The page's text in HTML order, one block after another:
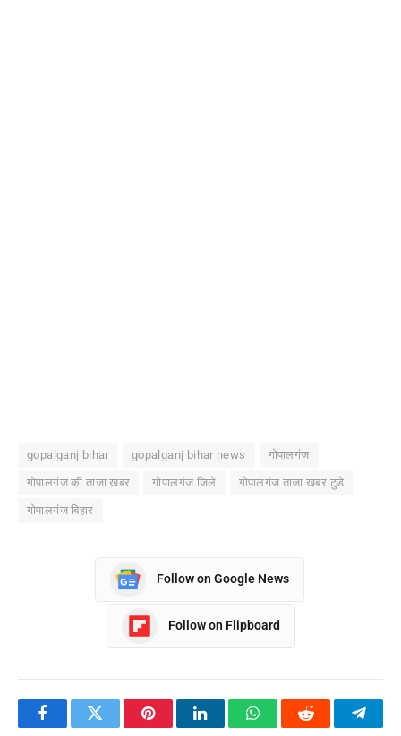
gopalganj bihar gopalganj bihar news गोपालगंज
गोपालगंज की ताजा खबर गोपालगंज जिले गोपालगंज ताजा खबर टुडे
गोपालगंज बिहार
Follow on Google News
Follow on Flipboard
FacebookTwitter PinterestLinkedInWhatsAppReddit